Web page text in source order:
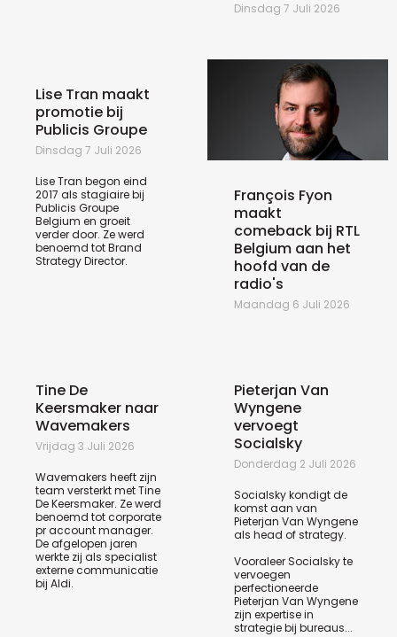
Dinsdag 7 Juli 2026
Lise Tran maakt
promotie bij
Publicis Groupe
Dinsdag 7 Juli 2026
Lise Tran begon eind
2017 als stagiaire bij
Publicis Groupe
Belgium en groeit
verder door. Ze werd
benoemd tot Brand
Strategy Director.
François Fyon
maakt
comeback bij RTL
Belgium aan het
hoofd van de
radio's
Maandag 6 Juli 2026
Tine De
Keersmaker naar
Wavemakers
Vrijdag 3 Juli 2026
Wavemakers heeft zijn
team versterkt met Tine
De Keersmaker. Ze werd
benoemd tot corporate
pr account manager.
De afgelopen jaren
werkte zij als specialist
externe communicatie
bij Aldi.
Pieterjan Van
Wyngene
vervoegt
Socialsky
Donderdag 2 Juli 2026
Socialsky kondigt de
komst aan van
Pieterjan Van Wyngene
als head of strategy.
Vooraleer Socialsky te
vervoegen
perfectioneerde
Pieterjan Van Wyngene
zijn expertise in
strategie bij bureaus...